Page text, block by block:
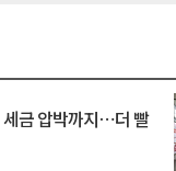
금 압박까지⋯더 빨